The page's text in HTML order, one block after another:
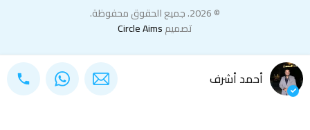
© 2026. جميع الحقوق محفوظة.
تصميمCircle Aims
أحمد أشرف